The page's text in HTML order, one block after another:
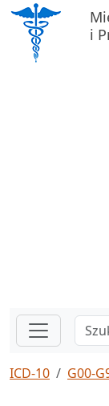
i
ICD-10 G00-